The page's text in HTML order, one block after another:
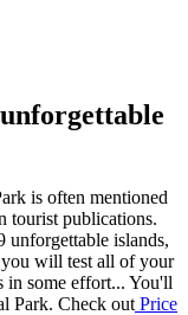
is often mentioned
tourist publications.
islands,
will test all of your
in some effort... You'll
Park. Check out Price